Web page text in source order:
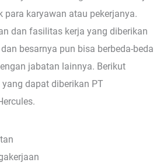
para karyawan atau pekerjanya.
dan fasilitas kerja yang diberikan
besarnya pun bisa berbeda-beda
jabatan lainnya. Berikut
dapat diberikan PT